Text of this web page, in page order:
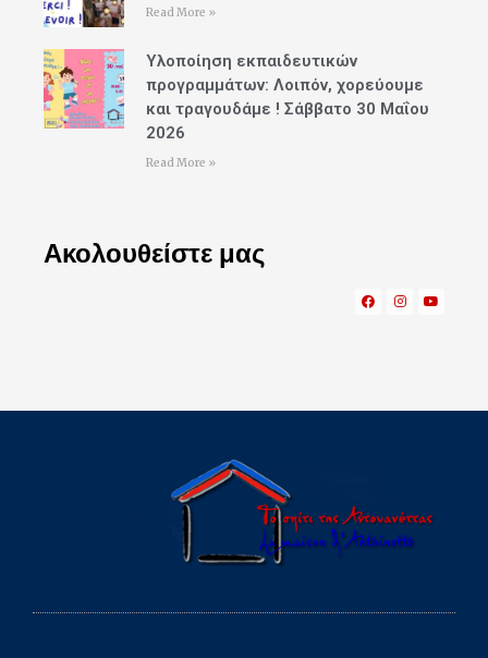
Read More »
Υλοποίηση εκπαιδευτικών
προγραμμάτων: Λοιπόν, χορεύουμε
και τραγουδάμε ! Σάββατο 30 Μαΐου
2026
Read More »
Ακολουθείστε μας